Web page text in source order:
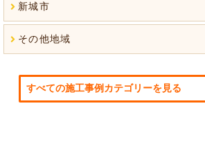
新城市
その他地域